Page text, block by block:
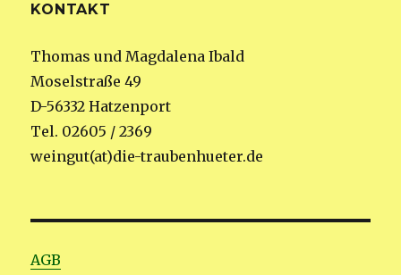
KONTAKT
Thomas und Magdalena Ibald
Moselstraße 49
D-56332 Hatzenport
Tel. 02605 / 2369
weingut(at)die-traubenhueter.de
AGB